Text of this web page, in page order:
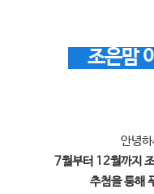
조은맘
안녕
7월부터 12월까지
추첨을 통해